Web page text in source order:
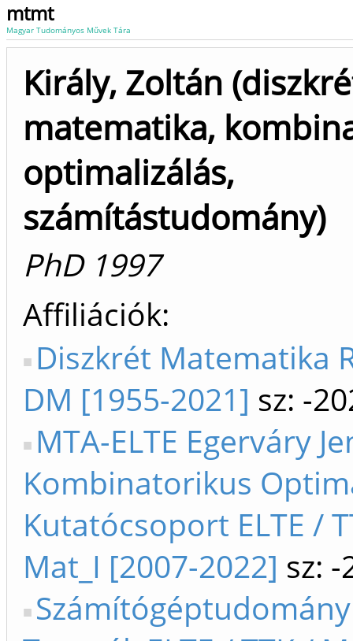
mtmt
Magyar Tudományos Művek Tára
Király, Zoltán
matematika,
optimalizálás,
számítástudomány)
PhD 1997
Affiliációk
Diszkrét Matematika
DM [1955-2021] sz: -
MTA-ELTE Egerváry
Kombinatorikus
Kutatócsoport ELTE /
Mat_I [2007-2022] sz: